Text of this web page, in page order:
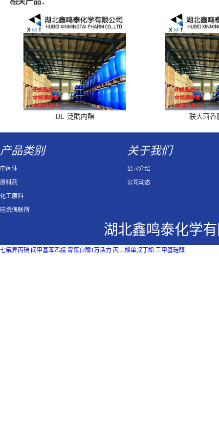
DL-泛酰内酯 联大茴香
产品类别
中间体
原料药
化工原料
硅烷偶联剂
关于我们
公司介绍
公司动态
湖北鑫鸣泰化学
七氟异丙碘 间甲基苯乙腈 胃蛋白酶1万活力 丙二酸单叔丁酯 三甲基硅醇